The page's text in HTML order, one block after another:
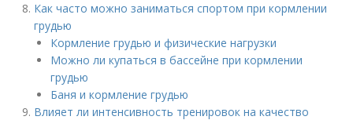
Как часто можно заниматься спортом при кормлении
грудью
Кормление грудью и физические нагрузки
Можно ли купаться в бассейне при кормлении
грудью
Баня и кормление грудью
Влияет ли интенсивность тренировок на качество